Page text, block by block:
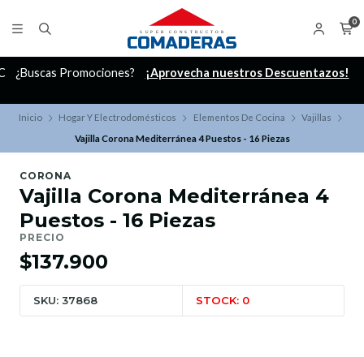
0
¿Buscas Promociones? ¡Aprovecha nuestros Descuentazos!
Inicio Hogar Y Electrodomésticos Elementos De Cocina
Vajillas
Vajilla Corona Mediterránea 4 Puestos - 16 Piezas
CORONA
Vajilla Corona Mediterránea 4
Puestos - 16 Piezas
PRECIO
$137.900
SKU: 37868 STOCK: 0